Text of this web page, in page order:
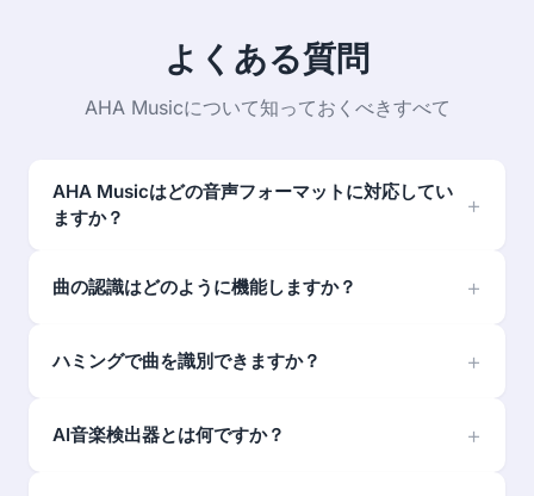
よくある質問
AHA Musicについて知っておくべきすべて
AHA Musicはどの音声フォーマットに対応してい
ますか？
曲の認識はどのように機能しますか？
ハミングで曲を識別できますか？
AI音楽検出器とは何ですか？